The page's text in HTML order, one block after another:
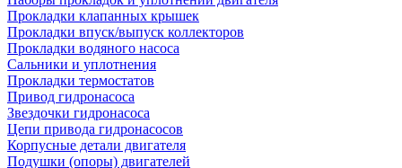
Прокладки клапанных крышек
Прокладки впуск/выпуск коллекторов
Прокладки водяного насоса
Сальники и уплотнения
Прокладки термостатов
Привод гидронасоса
Звездочки гидронасоса
Цепи привода гидронасосов
Корпусные детали двигателя
Подушки (опоры) двигателей